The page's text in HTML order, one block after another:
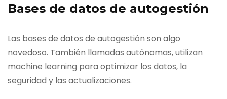
Bases de datos de autogestión
Las bases de datos de autogestión son algo
novedoso. También llamadas autónomas, utilizan
machine learning para optimizar los datos, la
seguridad y las actualizaciones.